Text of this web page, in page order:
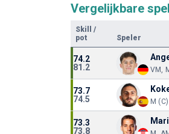
Vergelijkbare
Skill
/
pot
Speler
74.2
81.2
VM,
73.7
74.5
M (C)
73.3
73.8